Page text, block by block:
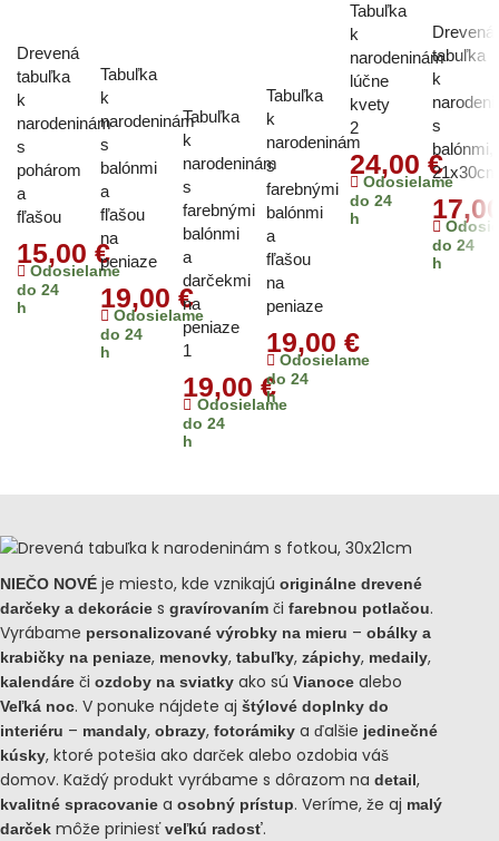
Drevená
tabuľka
k
narodeninám
s
pohárom
a
fľašou
15,00 €
Odosielame
do 24
h
Tabuľka
k
narodeninám
s
balónmi
a
fľašou
na
peniaze
19,00 €
Odosielame
do 24
h
Tabuľka
k
narodeninám
s
farebnými
balónmi
a
darčekmi
na
peniaze
1
19,00€
Odosielame
do 24
h
Tabuľka
k
narodeninám
s
farebnými
balónmi
a
fľašou
na
peniaze
19,00 €
Odosielame
do 24
h
Tabuľka
k
narodeninám
lúčne
kvety
2
24,00 €
Odosielame
do 24
h
Drevená
tabuľka
k
s
balónmi,
do 24
h
NIEČO NOVÉ je miesto, kde vznikajú originálne drevené
darčeky a dekorácie s gravírovaním či farebnou potlačou.
Vyrábame personalizované výrobky na mieru – obálky a
krabičky na peniaze, menovky, tabuľky, zápichy, medaily,
kalendáre či ozdoby na sviatky ako sú Vianoce alebo
Veľká noc. V ponuke nájdete aj štýlové doplnky do
interiéru – mandaly, obrazy, fotorámiky a ďalšie jedinečné
kúsky, ktoré potešia ako darček alebo ozdobia váš
domov. Každý produkt vyrábame s dôrazom na detail,
kvalitné spracovanie a osobný prístup. Veríme, že aj malý
darček môže priniesťveľkú radosť.